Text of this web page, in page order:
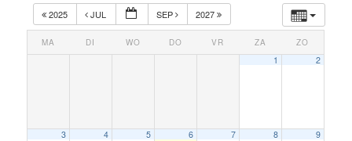
2025 JUL SEP 2027
MA DI WO DO VR ZA ZO
1 2
3 4 5 6 7 8 9